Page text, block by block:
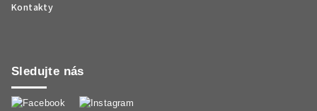
Kontakty
Sledujte nás